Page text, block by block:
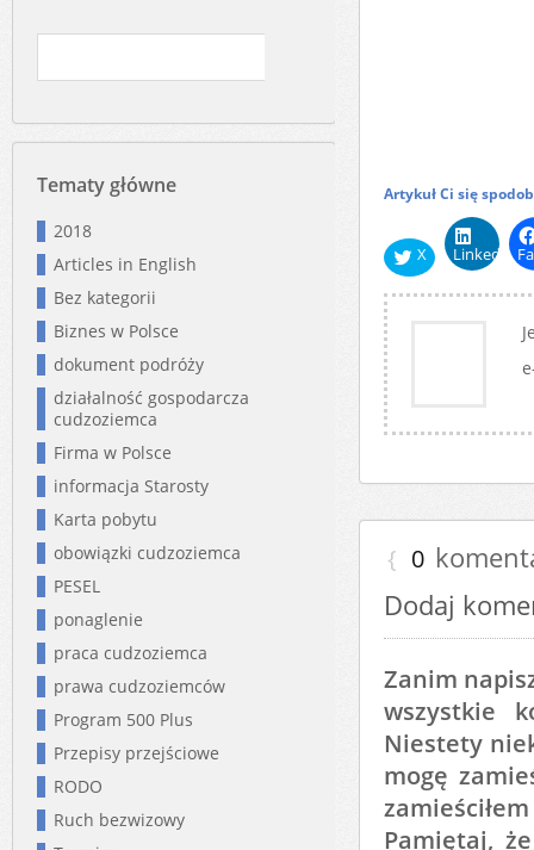
Artykuł Ci się
X LinkedIn
{ 0
Dodaj
Zanim
wszystkie
Niestety
mogę
Pamiętaj,
Tematy główne
2018
Articles in English
Bez kategorii
Biznes w Polsce
dokument podróży
działalność gospodarcza
cudzoziemca
Firma w Polsce
informacja Starosty
Karta pobytu
obowiązki cudzoziemca
PESEL
ponaglenie
praca cudzoziemca
prawa cudzoziemców
Program 500 Plus
Przepisy przejściowe
RODO
Ruch bezwizowy